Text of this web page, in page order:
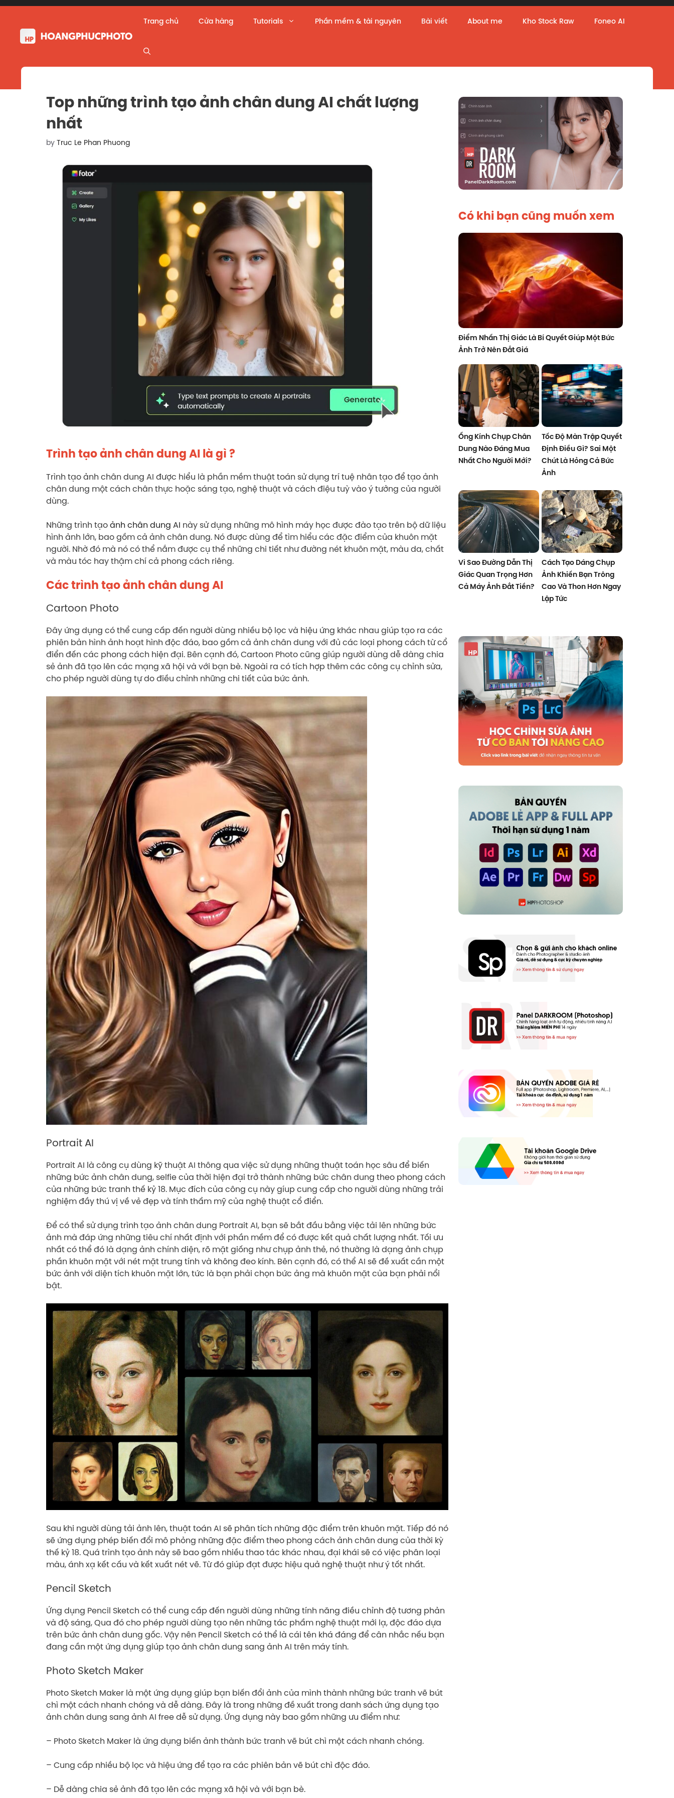
Skip
content
Trang chủ Cửa hàng Tutorials Phần mềm & tài nguyên Bài viết About me Kho Stock Raw Foneo AI
Top những trình tạo ảnh chân dung AI chất lượng
nhất
by Truc Le Phan Phuong
Trình tạo ảnh chân dung AI là gì ?
Trình tạo ảnh chân dung AI được hiểu là phần mềm thuật toán sử dụng trí tuệ nhân tạo để tạo ảnh
chân dung một cách chân thực hoặc sáng tạo, nghệ thuật và cách điệu tuỳ vào ý tưởng của người
dùng.
Những trình tạoảnh chân dung AI này sử dụng những mô hình máy học được đào tạo trên bộ dữ liệu
hình ảnh lớn, bao gồm cả ảnh chân dung. Nó được dùng để tìm hiểu các đặc điểm của khuôn mặt
người. Nhờ đó mà nó có thể nắm được cụ thể những chi tiết như đường nét khuôn mặt, màu da, chất
và màu tóc hay thậm chí cả phong cách riêng.
Các trình tạo ảnh chân dung AI
Cartoon Photo
Đây ứng dụng có thể cung cấp đến người dùng nhiều bộ lọc và hiệu ứng khác nhau giúp tạo ra các
phiên bản hình ảnh hoạt hình độc đáo, bao gồm cả ảnh chân dung với đủ các loại phong cách từ cổ
điển đến các phong cách hiện đại. Bên cạnh đó, Cartoon Photo cũng giúp người dùng dễ dàng chia
sẻ ảnh đã tạo lên các mạng xã hội và với bạn bè. Ngoài ra có tích hợp thêm các công cụ chỉnh sửa,
cho phép người dùng tự do điều chỉnh những chi tiết của bức ảnh.
Portrait AI
Portrait AI là công cụ dùng kỹ thuật AI thông qua việc sử dụng những thuật toán học sâu để biến
những bức ảnh chân dung, selfie của thời hiện đại trở thành những bức chân dung theo phong cách
của những bức tranh thế kỷ 18. Mục đích của công cụ này gíup cung cấp cho người dùng những trải
nghiệm đầy thú vị về vẻ đẹp và tính thẩm mỹ của nghệ thuật cổ điển.
Để có thể sử dụng trình tạo ảnh chân dung Portrait AI, bạn sẽ bắt đầu bằng việc tải lên những bức
ảnh mà đáp ứng những tiêu chí nhất định với phần mềm để có được kết quả chất lượng nhất. Tối ưu
nhất có thể đó là dạng ảnh chính diện, rõ mặt giống như chụp ảnh thẻ, nó thường là dạng ảnh chụp
phần khuôn mặt với nét mặt trung tính và không đeo kính. Bên cạnh đó, có thể AI sẽ đề xuất cần một
bức ảnh với diện tích khuôn mặt lớn, tức là bạn phải chọn bức ảng mà khuôn mặt của bạn phải nổi
bật.
Sau khi người dùng tải ảnh lên, thuật toán AI sẽ phân tích những đặc điểm trên khuôn mặt. Tiếp đó nó
sẽ ứng dụng phép biến đổi mô phỏng những đặc điểm theo phong cách ảnh chân dung của thời kỳ
thế kỷ 18. Quá trình tạo ảnh này sẽ bao gồm nhiều thao tác khác nhau, đại khái sẽ có việc phân loại
màu, ánh xạ kết cấu và kết xuất nét vẽ. Từ đó giúp đạt được hiệu quả nghệ thuật như ý tốt nhất.
Pencil Sketch
Ứng dụng Pencil Sketch có thể cung cấp đến người dùng những tính năng điều chỉnh độ tương phản
và độ sáng, Qua đó cho phép người dùng tạo nên những tác phẩm nghệ thuật mới lạ, độc đáo dựa
trên bức ảnh chân dung gốc. Vậy nên Pencil Sketch có thể là cái tên khá đáng để cân nhắc nếu bạn
đang cần một ứng dụng giúp tạo ảnh chân dung sang ảnh AI trên máy tính.
Photo Sketch Maker
Photo Sketch Maker là một ứng dụng giúp bạn biến đổi ảnh của mình thành những bức tranh vẽ bút
chì một cách nhanh chóng và dễ dàng. Đây là trong những đề xuất trong danh sách ứng dụng tạo
ảnh chân dung sang ảnh AI free dễ sử dụng. Ứng dụng này bao gồm những ưu điểm như:
– Photo Sketch Maker là ứng dụng biến ảnh thành bức tranh vẽ bút chì một cách nhanh chóng.
– Cung cấp nhiều bộ lọc và hiệu ứng để tạo ra các phiên bản vẽ bút chì độc đáo.
– Dễ dàng chia sẻ ảnh đã tạo lên các mạng xã hội và với bạn bè.
Có khi bạn cũng muốn xem
Điểm Nhấn Thị Giác Là Bí Quyết Giúp Một Bức
Ảnh Trở Nên Đắt Giá
Ống Kính Chụp Chân
Dung Nào Đáng Mua
Nhất Cho Người Mới?
Tốc Độ Màn Trập Quyết
Định Điều Gì? Sai Một
Chút Là Hỏng Cả Bức
Ảnh
Vì Sao Đường Dẫn Thị
Giác Quan Trọng Hơn
Cả Máy Ảnh Đắt Tiền?
Cách Tạo Dáng Chụp
Ảnh Khiến Bạn Trông
Cao Và Thon Hơn Ngay
Lập Tức